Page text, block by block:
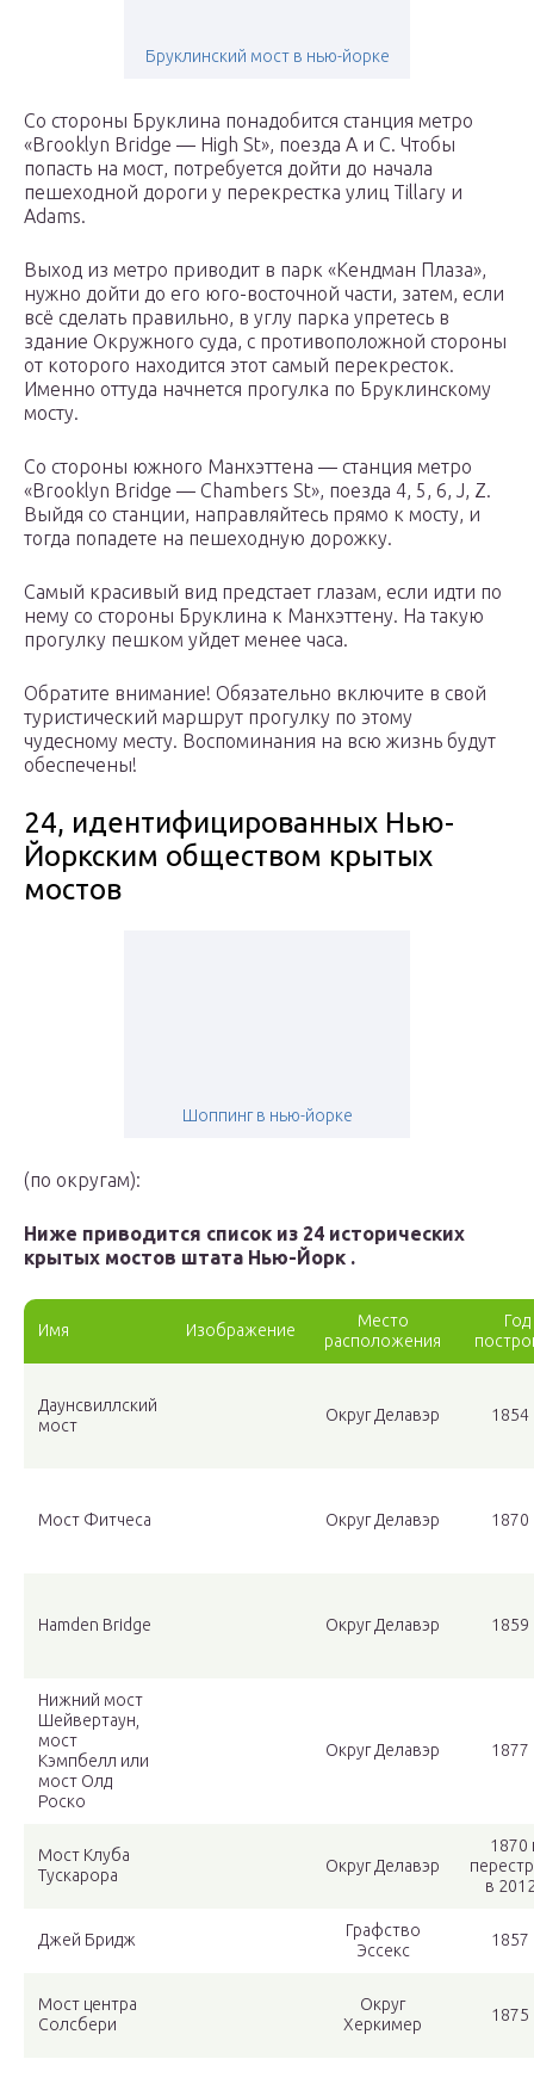
Бруклинский мост в нью-йорке
Со стороны Бруклина понадобится станция метро
«Brooklyn Bridge — High St», поезда А и С. Чтобы
попасть на мост, потребуется дойти до начала
пешеходной дороги у перекрестка улиц Tillary и
Adams.
Выход из метро приводит в парк «Кендман Плаза»,
нужно дойти до его юго-восточной части, затем, если
всё сделать правильно, в углу парка упретесь в
здание Окружного суда, с противоположной стороны
от которого находится этот самый перекресток.
Именно оттуда начнется прогулка по Бруклинскому
мосту.
Со стороны южного Манхэттена — станция метро
«Brooklyn Bridge — Chambers St», поезда 4, 5, 6, J, Z.
Выйдя со станции, направляйтесь прямо к мосту, и
тогда попадете на пешеходную дорожку.
Самый красивый вид предстает глазам, если идти по
нему со стороны Бруклина к Манхэттену. На такую
прогулку пешком уйдет менее часа.
Обратите внимание! Обязательно включите в свой
туристический маршрут прогулку по этому
чудесному месту. Воспоминания на всю жизнь будут
обеспечены!
24, идентифицированных Нью-
Йоркским обществом крытых
мостов
Шоппинг в нью-йорке
(по округам):
Ниже приводится список из 24 исторических
крытых мостов штата Нью-Йорк .
Имя Изображение
Место
расположения
Год
Даунсвиллский
мост
Округ Делавэр 1854
Мост Фитчеса Округ Делавэр 1870
Hamden Bridge Округ Делавэр 1859
Нижний мост
Шейвертаун,
мост
Кэмпбелл или
мост Олд
Роско
Округ Делавэр 1877
Мост Клуба
Тускарора
Округ Делавэр
1870
в
Джей Бридж
Графство
Эссекс
1857
Мост центра
Солсбери
Округ
Херкимер
1875